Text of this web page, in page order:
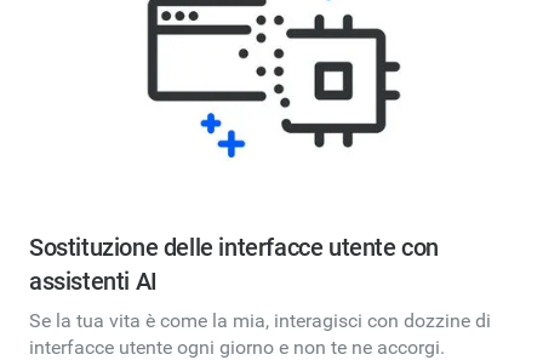
Sostituzione delle interfacce utente con
assistenti AI
Se la tua vita è come la mia, interagisci con dozzine di
interfacce utente ogni giorno e non te ne accorgi.